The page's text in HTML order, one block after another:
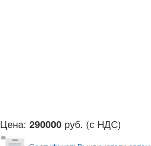
Цена: 290000 руб. (с НДС)